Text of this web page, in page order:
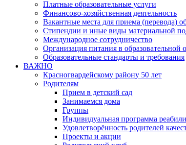
Платные образовательные услуги
Финансово-хозяйственная деятельность
Вакантные места для приема (перевода)
Стипендии и иные виды материальной
Международное сотрудничество
Организация питания в образовательной
Образовательные стандарты и требования
ВАЖНО
Красногвардейскому району 50 лет
Родителям
Прием в детский сад
Занимаемся дома
Группы
Индивидуальная программа
Удовлетворённость родителей
Проекты и акции